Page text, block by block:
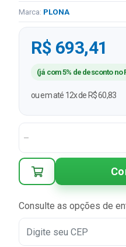
Marca: PLONA
R$ 693,41
(já com 5% de desconto no
ou em até 12x de R$ 60,83
Consulte as opções de